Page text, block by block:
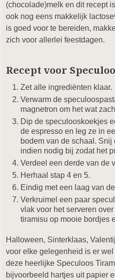
(chocolade)melk en dit recept
ook nog eens makkelijk
is goed voor te bereiden,
zich voor allerlei feestdagen.
Recept voor
Zet alle ingrediënten klaar.
Verwarm de
magnetron om het wat
Dip de speculooskoekjes
de espresso en leg ze in
bodem van de schaal.
indien nodig bij zodat het
Verdeel een derde van de
Herhaal stap 4 en 5.
Eindig met een laag van
Verkruimel een paar
vlak voor het serveren
tiramisu op mooie bordjes
Halloween, Sinterklaas,
voor elke gelegenheid is er
deze heerlijke Speculoos
bijvoorbeeld hartjes uit papier